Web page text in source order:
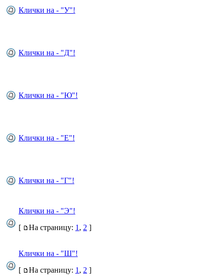
Клички на - "У"!
Клички на - "Д"!
Клички на - "Ю"!
Клички на - "Е"!
Клички на - "Г"!
Клички на - "Э"!
[
На страницу: 1 , 2 ]
Клички на - "Ш"!
[
На страницу: 1 , 2 ]